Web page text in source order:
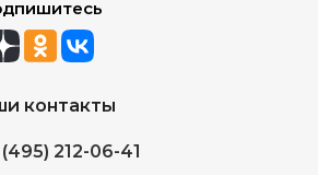
контакты
212-06-41